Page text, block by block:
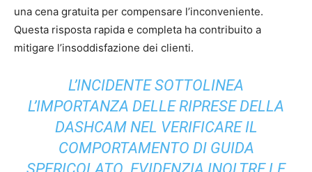
una cena gratuita per compensare l’inconveniente.
Questa risposta rapida e completa ha contribuito a
mitigare l’insoddisfazione dei clienti.
L’INCIDENTE SOTTOLINEA
L’IMPORTANZA DELLE RIPRESE DELLA
DASHCAM NEL VERIFICARE IL
COMPORTAMENTO DI GUIDA